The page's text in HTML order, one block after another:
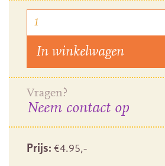
In winkelwagen
Vragen?
Neem contact op
Prijs: €4.95,-